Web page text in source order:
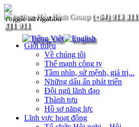
(+84) 913
311 911
Toggle navigation
Giới thiệu
Về chúng tôi
Thế mạnh công ty
Tầm nhìn, sứ mệnh, giá trị...
Những dấu ấn phát triển
Đội ngũ lãnh đạo
Thành tựu
Hồ sơ năng lực
Lĩnh vực hoạt động